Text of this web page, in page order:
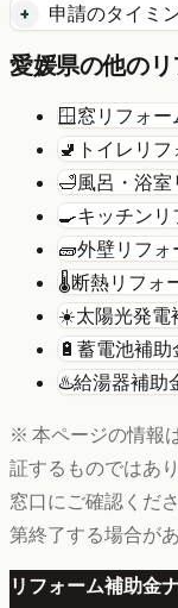
申請のタイミ
愛媛県の他の
🪟 窓リフォー
🚽 トイレリ
🛁風呂・浴室
🍳キッチンリ
🧱外壁リフォ
🌡️断熱リフォ
☀️太陽光発電
🔋 蓄電池補
♨️給湯器補助
※ 本ページの情報
証するものではあ
窓口にご確認くだ
第終了する場合があ
リフォーム補助金